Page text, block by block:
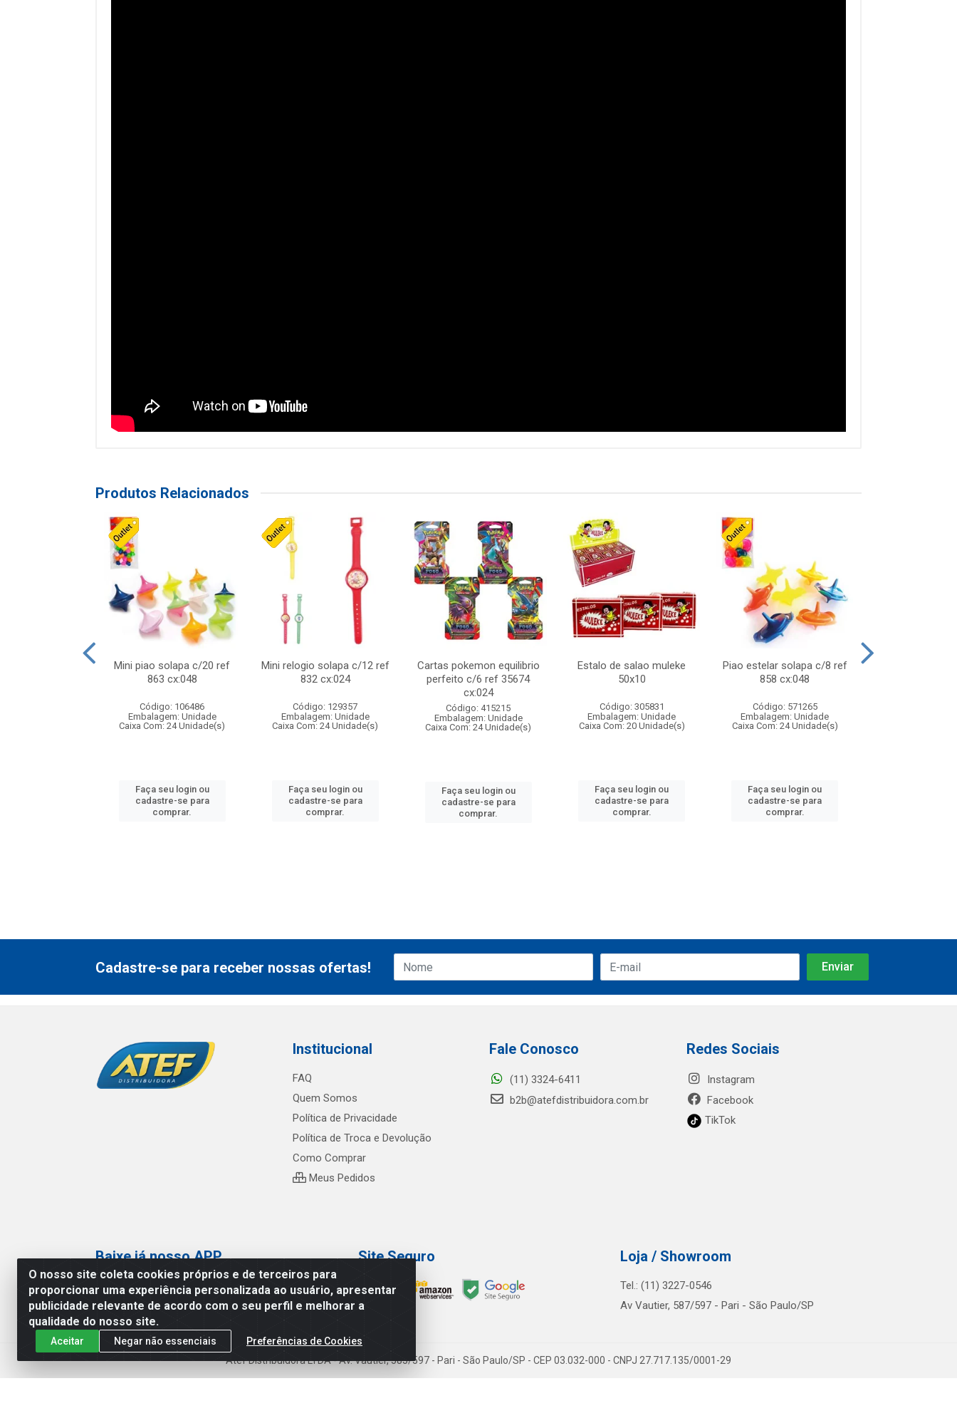
Produtos Relacionados
Mini piao solapa c/20 ref
863 cx:048
Código: 106486
Embalagem: Unidade
Caixa Com: 24 Unidade(s)
Faça seu login ou
cadastre-se para
comprar.
Mini relogio solapa c/12 ref
832 cx:024
Código: 129357
Embalagem: Unidade
Caixa Com: 24 Unidade(s)
Faça seu login ou
cadastre-se para
comprar.
Cartas pokemon equilibrio
perfeito c/6 ref 35674
cx:024
Código: 415215
Embalagem: Unidade
Caixa Com: 24 Unidade(s)
Faça seu login ou
cadastre-se para
comprar.
Estalo de salao muleke
50x10
Código: 305831
Embalagem: Unidade
Caixa Com: 20 Unidade(s)
Faça seu login ou
cadastre-se para
comprar.
Piao estelar solapa c/8 ref
858 cx:048
Código: 571265
Embalagem: Unidade
Caixa Com: 24 Unidade(s)
Faça seu login ou
cadastre-se para
comprar.
O nosso site coleta cookies próprios e de terceiros para
proporcionar uma experiência personalizada ao usuário, apresentar
publicidade relevante de acordo com o seu perfil e melhorar a
qualidade do nosso site.
Aceitar Negar não essenciais Preferências de Cookies
Cadastre-se para receber nossas ofertas!
Institucional
FAQ
Quem Somos
Política de Privacidade
Política de Troca e Devolução
Como Comprar
Meus Pedidos
Fale Conosco
(11) 3324-6411
b2b@atefdistribuidora.com.br
Redes Sociais
Instagram
Facebook
TikTok
Baixe já nosso APP Site Seguro Loja / Showroom
Tel.: (11) 3227-0546
Av Vautier, 587/597 - Pari - São Paulo/SP
Atef Distribuidora LTDA - Av. Vautier, 585/597 - Pari - São Paulo/SP - CEP 03.032-000 - CNPJ 27.717.135/0001-29